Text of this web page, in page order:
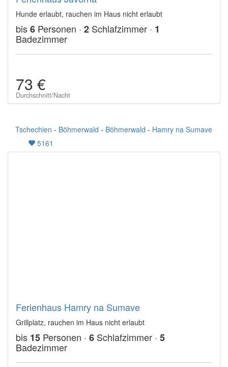
Hunde erlaubt, rauchen im Haus nicht erlaubt
bis6 Personen · 2 Schlafzimmer · 1
Badezimmer
73 €
Durchschnitt/Nacht
Tschechien - Böhmerwald - Böhmerwald - Hamry na Sumave
5161
Ferienhaus Hamry na Sumave
Grillplatz, rauchen im Haus nicht erlaubt
bis 15 Personen · 6 Schlafzimmer · 5
Badezimmer